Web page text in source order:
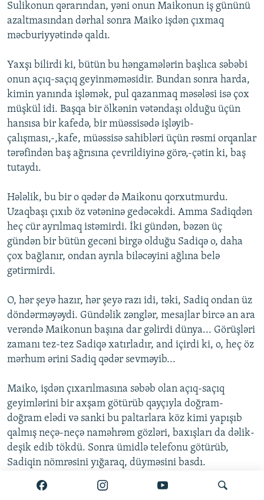
Sulikonun qərarından, yəni onun Maikonun iş gününü
azaltmasından dərhal sonra Maiko işdən çıxmaq
məcburiyyətində qaldı.
Yaxşı bilirdi ki, bütün bu həngamələrin başlıca səbəbi
onun açıq-saçıq geyinməməsidir. Bundan sonra harda,
kimin yanında işləmək, pul qazanmaq məsələsi isə çox
müşkül idi. Başqa bir ölkənin vətəndaşı olduğu üçün
hansısa bir kafedə, bir müəssisədə işləyib-
çalışması,-,kafe, müəssisə sahibləri üçün rəsmi orqanlar
tərəfindən baş ağrısına çevrildiyinə görə,-çətin ki, baş
tutaydı.
Hələlik, bu bir o qədər də Maikonu qorxutmurdu.
Uzaqbaşı çıxıb öz vətəninə gedəcəkdi. Amma Sadiqdən
heç cür ayrılmaq istəmirdi. İki gündən, bəzən üç
gündən bir bütün gecəni birgə olduğu Sadiqə o, daha
çox bağlanır, ondan ayrıla biləcəyini ağlına belə
gətirmirdi.
O, hər şeyə hazır, hər şeyə razı idi, təki, Sadiq ondan üz
döndərməyəydi. Gündəlik zənglər, mesajlar bircə an ara
verəndə Maikonun başına dar gəlirdi dünya... Görüşləri
zamanı tez-tez Sadiqə xatırladır, and içirdi ki, o, heç öz
mərhum ərini Sadiq qədər sevməyib...
Maiko, işdən çıxarılmasına səbəb olan açıq-saçıq
geyimlərini bir axşam götürüb qayçıyla doğram-
doğram elədi və sanki bu paltarlara köz kimi yapışıb
qalmış neçə-neçə naməhrəm gözləri, baxışları da dəlik-
deşik edib tökdü. Sonra ümidlə telefonu götürüb,
Sadiqin nömrəsini yığaraq, düyməsini basdı.
Heç gözləmədiyi halda Sadiqdən cavab gəlmədi. Uzun-